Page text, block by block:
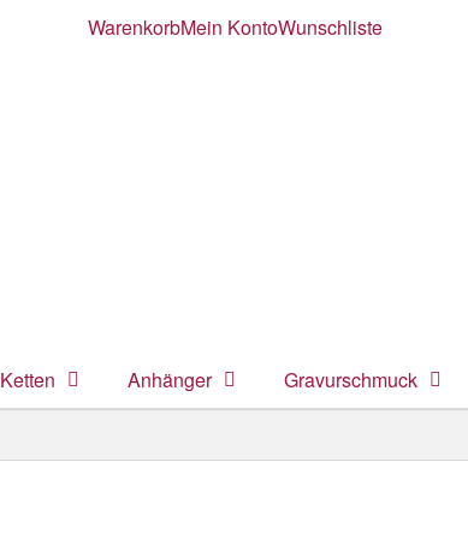
WarenkorbMein KontoWunschliste
Ketten Anhänger Gravurschmuck